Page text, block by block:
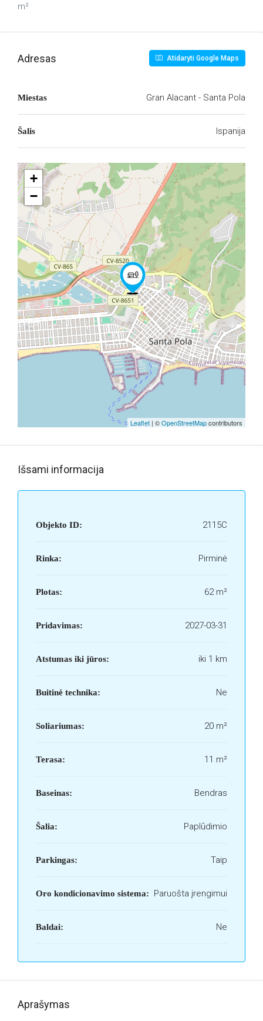
m²
Adresas Atidaryti Google Maps
Miestas Gran Alacant - Santa Pola
Šalis Ispanija
+
−
Leaflet | ©OpenStreetMapcontributors
Išsami informacija
Objekto ID: 2115C
Rinka: Pirminė
Plotas: 62 m²
Pridavimas: 2027-03-31
Atstumas iki jūros: iki 1 km
Buitinė technika: Ne
Soliariumas: 20 m²
Terasa: 11 m²
Baseinas: Bendras
Šalia: Paplūdimio
Parkingas: Taip
Oro kondicionavimo sistema: Paruošta įrengimui
Baldai: Ne
Aprašymas